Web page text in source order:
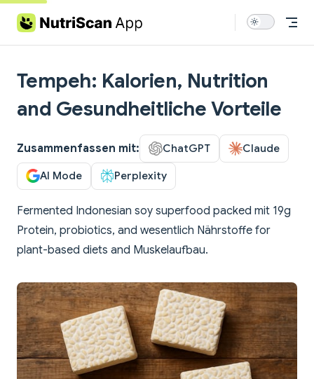
Skip to content
Tempeh: Kalorien, Nutrition
and Gesundheitliche Vorteile
Zusammenfassen mit: ChatGPT Claude
AI Mode Perplexity
Fermented Indonesian soy superfood packed mit 19g
Protein, probiotics, and wesentlich Nährstoffe for
plant-based diets and Muskelaufbau.